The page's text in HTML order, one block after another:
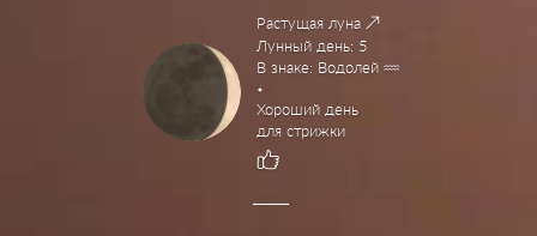
Растущая луна
Лунный день: 5
В знаке: Водолей
Хороший день
для стрижки